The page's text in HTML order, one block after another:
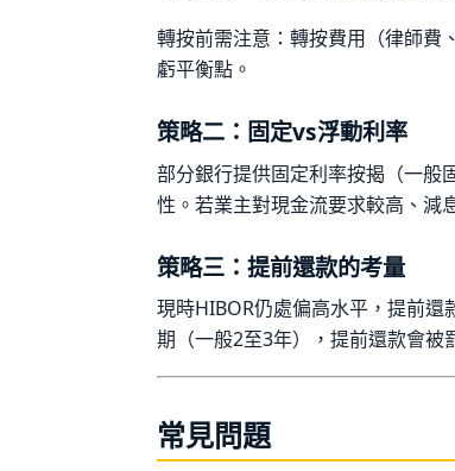
轉按前需注意：轉按費用（律師費
虧平衡點。
策略二：固定vs浮動利率
部分銀行提供固定利率按揭（一般
性。若業主對現金流要求較高、減
策略三：提前還款的考量
現時HIBOR仍處偏高水平，提前
期（一般2至3年），提前還款會被
常見問題